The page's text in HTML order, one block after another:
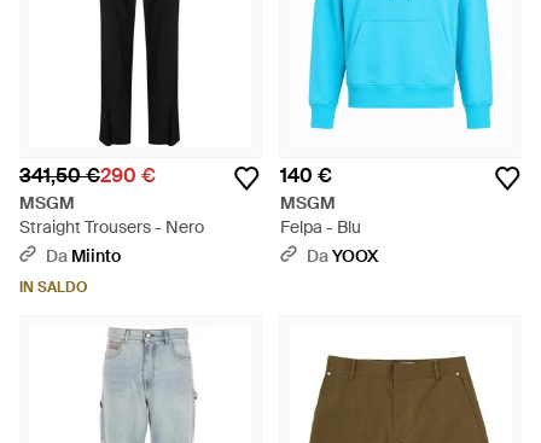
341,50 €290 €
MSGM
Straight Trousers - Nero
Da Miinto
IN SALDO
140 €
MSGM
Felpa - Blu
DaYOOX